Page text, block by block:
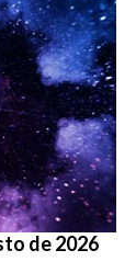
de 2026